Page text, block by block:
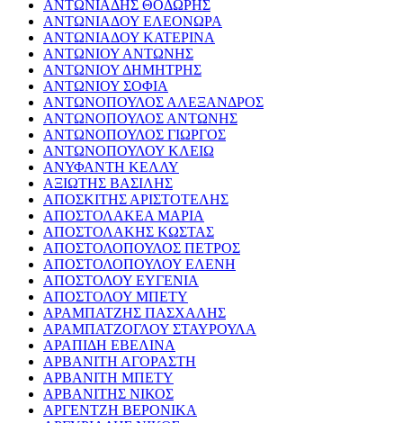
ΑΝΤΩΝΙΑΔΗΣ ΘΟΔΩΡΗΣ
ΑΝΤΩΝΙΑΔΟΥ ΕΛΕΟΝΩΡΑ
ΑΝΤΩΝΙΑΔΟΥ ΚΑΤΕΡΙΝΑ
ΑΝΤΩΝΙΟΥ ΑΝΤΩΝΗΣ
ΑΝΤΩΝΙΟΥ ΔΗΜΗΤΡΗΣ
ΑΝΤΩΝΙΟΥ ΣΟΦΙΑ
ΑΝΤΩΝΟΠΟΥΛΟΣ ΑΛΕΞΑΝΔΡΟΣ
ΑΝΤΩΝΟΠΟΥΛΟΣ ΑΝΤΩΝΗΣ
ΑΝΤΩΝΟΠΟΥΛΟΣ ΓΙΩΡΓΟΣ
ΑΝΤΩΝΟΠΟΥΛΟΥ ΚΛΕΙΩ
ΑΝΥΦΑΝΤΗ ΚΕΛΛΥ
ΑΞΙΩΤΗΣ ΒΑΣΙΛΗΣ
ΑΠΟΣΚΙΤΗΣ ΑΡΙΣΤΟΤΕΛΗΣ
ΑΠΟΣΤΟΛΑΚΕΑ ΜΑΡΙΑ
ΑΠΟΣΤΟΛΑΚΗΣ ΚΩΣΤΑΣ
ΑΠΟΣΤΟΛΟΠΟΥΛΟΣ ΠΕΤΡΟΣ
ΑΠΟΣΤΟΛΟΠΟΥΛΟΥ ΕΛΕΝΗ
ΑΠΟΣΤΟΛΟΥ ΕΥΓΕΝΙΑ
ΑΠΟΣΤΟΛΟΥ ΜΠΕΤΥ
ΑΡΑΜΠΑΤΖΗΣ ΠΑΣΧΑΛΗΣ
ΑΡΑΜΠΑΤΖΟΓΛΟΥ ΣΤΑΥΡΟΥΛΑ
ΑΡΑΠΙΔΗ ΕΒΕΛΙΝΑ
ΑΡΒΑΝΙΤΗ ΑΓΟΡΑΣΤΗ
ΑΡΒΑΝΙΤΗ ΜΠΕΤΥ
ΑΡΒΑΝΙΤΗΣ ΝΙΚΟΣ
ΑΡΓΕΝΤΖΗ ΒΕΡΟΝΙΚΑ